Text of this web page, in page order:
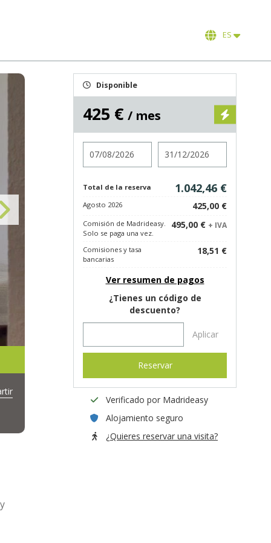
ES
Disponible
425 € / mes
Total de la reserva 1.042,46 €
Agosto 2026 425,00 €
Comisión de Madrideasy.
Solo se paga una vez.
495,00 € + IVA
Comisiones y tasa
bancarias
18,51 €
Ver resumen de pagos
¿Tienes un código de
descuento?
Aplicar
Reservar
Verificado por Madrideasy
Alojamiento seguro
¿Quieres reservar una visita?